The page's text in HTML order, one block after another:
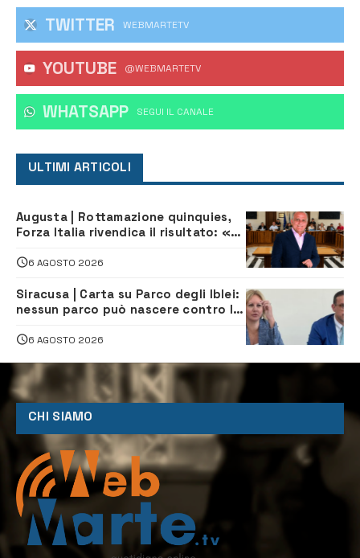
TWITTER WEBMARTETV
YOUTUBE @WEBMARTETV
WHATSAPP ‎SEGUI IL CANALE
ULTIMI ARTICOLI
Augusta | Rottamazione quinquies,
Forza Italia rivendica il risultato: «La
6 AGOSTO 2026
Siracusa | Carta su Parco degli Iblei:
nessun parco può nascere contro le
6 AGOSTO 2026
CHI SIAMO